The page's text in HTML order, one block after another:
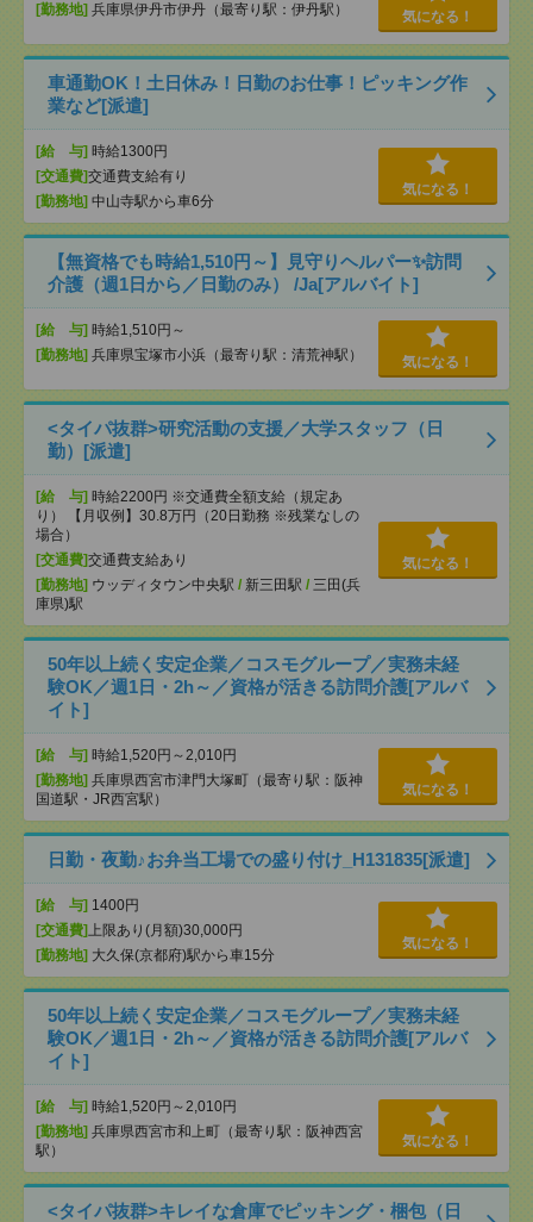
[勤務地] 兵庫県伊丹市伊丹（最寄り駅：伊丹駅） 気になる！
車通勤OK！土日休み！日勤のお仕事！ピッキング作
業など[派遣]
[給 与] 時給1300円
[交通費]交通費支給有り
[勤務地] 中山寺駅から車6分
気になる！
【無資格でも時給1,510円～】見守りヘルパー✨訪問
介護（週1日から／日勤のみ） /Ja[アルバイト]
[給 与] 時給1,510円～
[勤務地] 兵庫県宝塚市小浜（最寄り駅：清荒神駅） 気になる！
<タイパ抜群>研究活動の支援／大学スタッフ（日
勤）[派遣]
[給 与] 時給2200円 ※交通費全額支給（規定あ
り） 【月収例】30.8万円（20日勤務 ※残業なしの
場合）
[交通費]交通費支給あり
[勤務地] ウッディタウン中央駅 / 新三田駅 / 三田(兵
庫県)駅
気になる！
50年以上続く安定企業／コスモグループ／実務未経
験OK／週1日・2h～／資格が活きる訪問介護[アルバ
イト]
[給 与] 時給1,520円～2,010円
[勤務地] 兵庫県西宮市津門大塚町（最寄り駅：阪神
国道駅・JR西宮駅）
気になる！
日勤・夜勤♪お弁当工場での盛り付け_H131835[派遣]
[給 与] 1400円
[交通費] 上限あり(月額)30,000円
[勤務地] 大久保(京都府)駅から車15分
気になる！
50年以上続く安定企業／コスモグループ／実務未経
験OK／週1日・2h～／資格が活きる訪問介護[アルバ
イト]
[給 与] 時給1,520円～2,010円
[勤務地] 兵庫県西宮市和上町（最寄り駅：阪神西宮
駅）
気になる！
<タイパ抜群>キレイな倉庫でピッキング・梱包（日